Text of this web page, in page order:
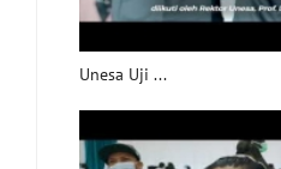
Unesa Uji ...